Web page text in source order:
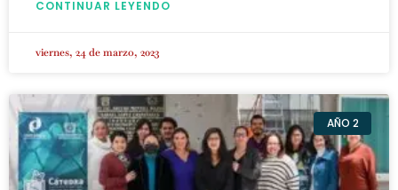
CONTINUAR LEYENDO
viernes, 24 de marzo, 2023
AÑO 2